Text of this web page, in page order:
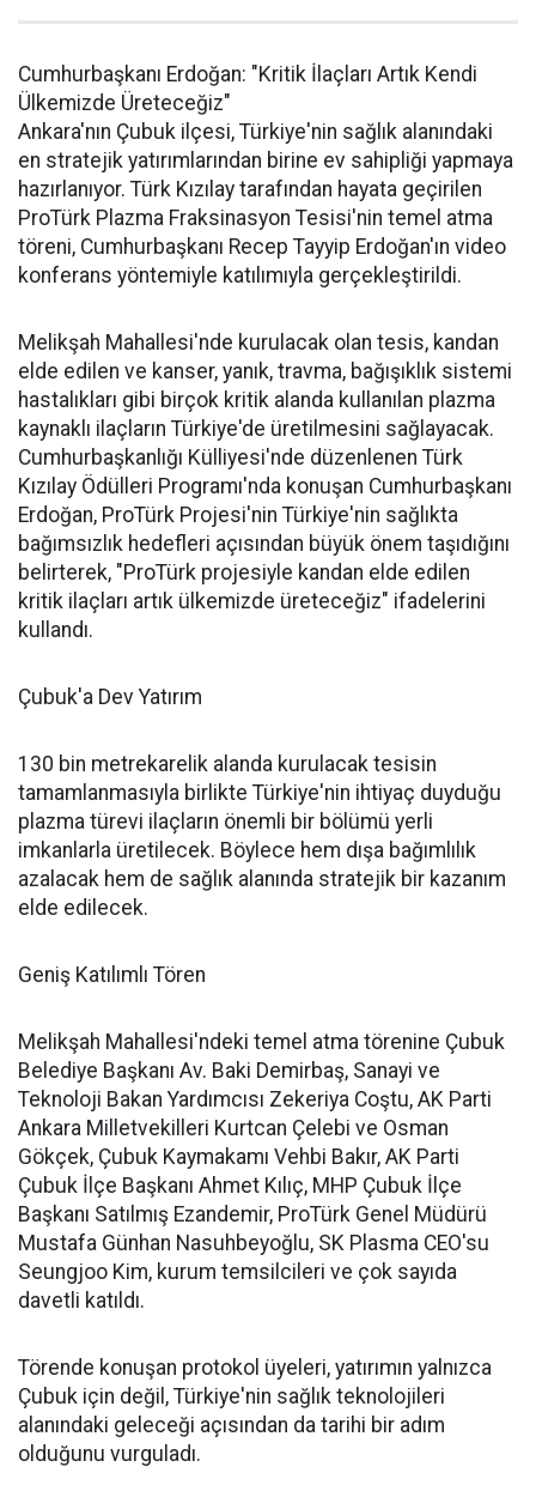
Cumhurbaşkanı Erdoğan: "Kritik İlaçları Artık Kendi
Ülkemizde Üreteceğiz"
Ankara'nın Çubuk ilçesi, Türkiye'nin sağlık alanındaki
en stratejik yatırımlarından birine ev sahipliği yapmaya
hazırlanıyor. Türk Kızılay tarafından hayata geçirilen
ProTürk Plazma Fraksinasyon Tesisi'nin temel atma
töreni, Cumhurbaşkanı Recep Tayyip Erdoğan'ın video
konferans yöntemiyle katılımıyla gerçekleştirildi.
Melikşah Mahallesi'nde kurulacak olan tesis, kandan
elde edilen ve kanser, yanık, travma, bağışıklık sistemi
hastalıkları gibi birçok kritik alanda kullanılan plazma
kaynaklı ilaçların Türkiye'de üretilmesini sağlayacak.
Cumhurbaşkanlığı Külliyesi'nde düzenlenen Türk
Kızılay Ödülleri Programı'nda konuşan Cumhurbaşkanı
Erdoğan, ProTürk Projesi'nin Türkiye'nin sağlıkta
bağımsızlık hedefleri açısından büyük önem taşıdığını
belirterek, "ProTürk projesiyle kandan elde edilen
kritik ilaçları artık ülkemizde üreteceğiz" ifadelerini
kullandı.
Çubuk'a Dev Yatırım
130 bin metrekarelik alanda kurulacak tesisin
tamamlanmasıyla birlikte Türkiye'nin ihtiyaç duyduğu
plazma türevi ilaçların önemli bir bölümü yerli
imkanlarla üretilecek. Böylece hem dışa bağımlılık
azalacak hem de sağlık alanında stratejik bir kazanım
elde edilecek.
Geniş Katılımlı Tören
Melikşah Mahallesi'ndeki temel atma törenine Çubuk
Belediye Başkanı Av. Baki Demirbaş, Sanayi ve
Teknoloji Bakan Yardımcısı Zekeriya Coştu, AK Parti
Ankara Milletvekilleri Kurtcan Çelebi ve Osman
Gökçek, Çubuk Kaymakamı Vehbi Bakır, AK Parti
Çubuk İlçe Başkanı Ahmet Kılıç, MHP Çubuk İlçe
Başkanı Satılmış Ezandemir, ProTürk Genel Müdürü
Mustafa Günhan Nasuhbeyoğlu, SK Plasma CEO'su
Seungjoo Kim, kurum temsilcileri ve çok sayıda
davetli katıldı.
Törende konuşan protokol üyeleri, yatırımın yalnızca
Çubuk için değil, Türkiye'nin sağlık teknolojileri
alanındaki geleceği açısından da tarihi bir adım
olduğunu vurguladı.